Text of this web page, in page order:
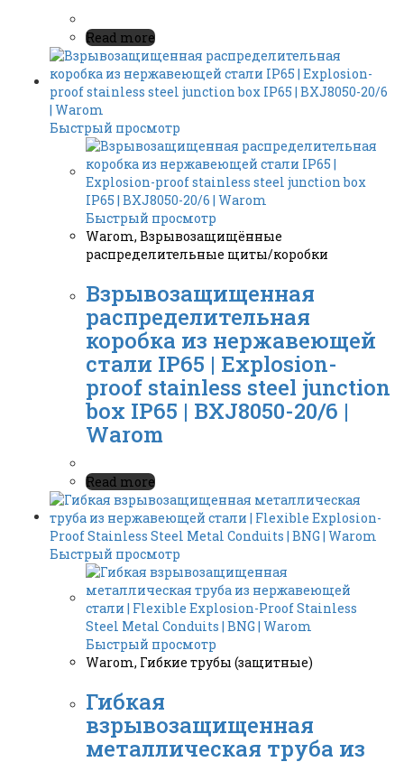
Read more
Быстрый просмотр
Быстрый просмотр
Warom, Взрывозащищённые
распределительные щиты/коробки
Взрывозащищенная
распределительная
коробка из нержавеющей
стали IP65 | Explosion-
proof stainless steel junction
box IP65 | BXJ8050-20/6 |
Warom
Read more
Быстрый просмотр
Быстрый просмотр
Warom, Гибкие трубы (защитные)
Гибкая
взрывозащищенная
металлическая труба из